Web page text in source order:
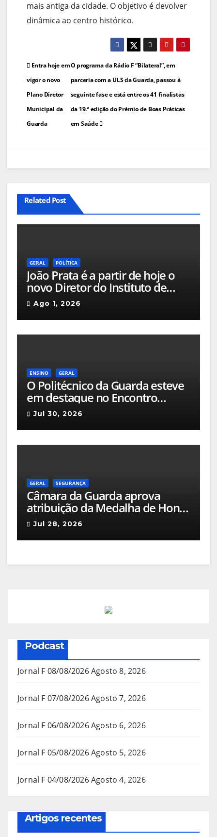
mais antiga da cidade. O objetivo é devolver
dinâmica ao centro histórico.
Navegação
de
artigos
O programa da Rádio F “Bilateral”, em
parceria com a ULS da Guarda, passou à
seguinte fase e está entre os 41 finalistas
da 19.ª edição do Prémio de Boas Práticas
em Saúde
Entra hoje em
vigor o novo
Plano Diretor
Municipal da
Guarda
Related Post
GERAL POLÍTICA
João Prata é a partir de hoje o
novo Diretor do Instituto de
Emprego e Formação
Profissional da Guarda
Ago 1, 2026
ENSINO GERAL
O Politécnico da Guarda esteve
em destaque no Encontro
Ciência e Inovação 2026 com
seleção de três sessões
científicas
Jul 30, 2026
GERAL SEGURANÇA
Câmara da Guarda aprova
atribuição da Medalha de Honra
de Grau Ouro à Associação
Humanitária de Bombeiros
Voluntários da Guarda
Jul 28, 2026
Podcast
Jornal F 08/08/2026Agosto 8, 2026
Jornal F 07/08/2026Agosto 7, 2026
Jornal F 06/08/2026Agosto 6, 2026
Jornal F 05/08/2026Agosto 5, 2026
Jornal F 04/08/2026Agosto 4, 2026
Artigos recentes